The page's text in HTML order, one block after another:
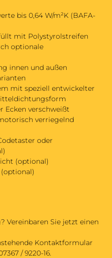
bis 0,64 W/m²K (BAFA-
mit Polystyrolstreifen
optionale
innen und außen
mit speziell entwickelter
Ecken verschweißt
verriegelnd
oder
(optional)
Vereinbaren Sie jetzt einen
Kontaktformular
/ 9220-16.